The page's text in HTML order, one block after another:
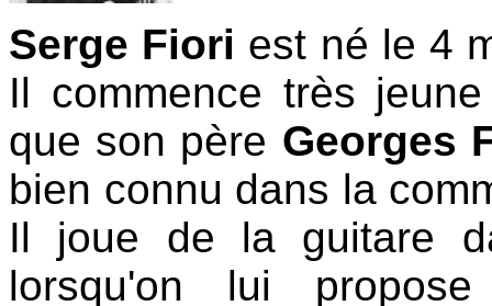
Serge Fiori est né le 4
Il commence très
que son père Georges
bien connu dans la
Il joue de la guitare
lorsqu'on lui